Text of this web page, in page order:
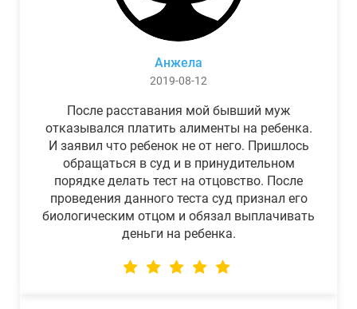
Анжела
2019-08-12
После расставания мой бывший муж
отказывался платить алименты на ребенка.
И заявил что ребенок не от него. Пришлось
обращаться в суд и в принудительном
порядке делать тест на отцовство. После
проведения данного теста суд признал его
биологическим отцом и обязал выплачивать
деньги на ребенка.